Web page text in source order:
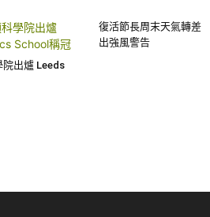
院出爐 Leeds
復活節長周末天氣轉差
出強風警告